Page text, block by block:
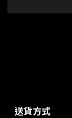
送貨方式